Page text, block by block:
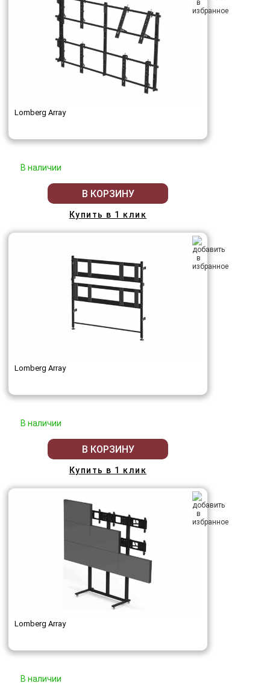
Lomberg Array
В наличии
В КОРЗИНУ
Купить в 1 клик
Lomberg Array
В наличии
В КОРЗИНУ
Купить в 1 клик
Lomberg Array
В наличии